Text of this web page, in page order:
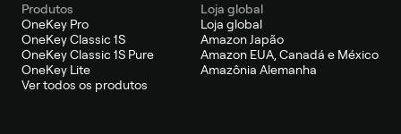
Produtos
OneKey Pro
OneKey Classic 1S
OneKey Classic 1S Pure
OneKey Lite
Ver todos os produtos
Loja global
Loja global
Amazon Japão
Amazon EUA, Canadá e México
Amazônia Alemanha